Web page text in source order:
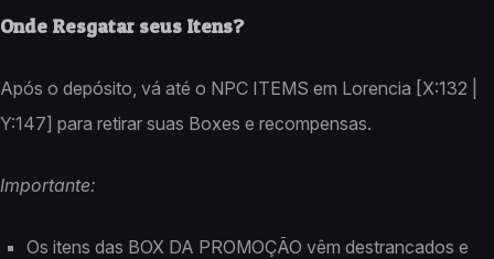
Onde Resgatar seus Itens?
Após o depósito, vá até o NPC ITEMS em Lorencia [X:132 |
Y:147] para retirar suas Boxes e recompensas.
Importante:
Os itens das BOX DA PROMOÇÃO vêm destrancados e